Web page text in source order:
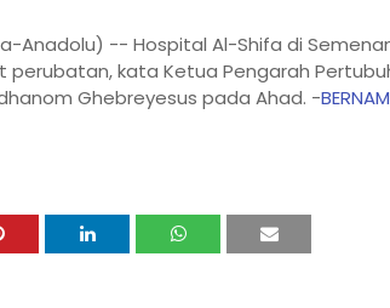
Anadolu) -- Hospital Al-Shifa di
kata Ketua Pengarah
Ghebreyesus pada Ahad. -